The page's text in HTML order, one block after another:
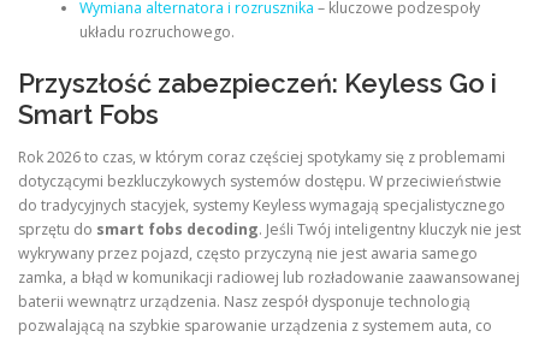
Wymiana alternatora i rozrusznika – kluczowe podzespoły
układu rozruchowego.
Przyszłość zabezpieczeń: Keyless Go i
Smart Fobs
Rok 2026 to czas, w którym coraz częściej spotykamy się z problemami
dotyczącymi bezkluczykowych systemów dostępu. W przeciwieństwie
do tradycyjnych stacyjek, systemy Keyless wymagają specjalistycznego
sprzętu do smart fobs decoding. Jeśli Twój inteligentny kluczyk nie jest
wykrywany przez pojazd, często przyczyną nie jest awaria samego
zamka, a błąd w komunikacji radiowej lub rozładowanie zaawansowanej
baterii wewnątrz urządzenia. Nasz zespół dysponuje technologią
pozwalającą na szybkie sparowanie urządzenia z systemem auta, co